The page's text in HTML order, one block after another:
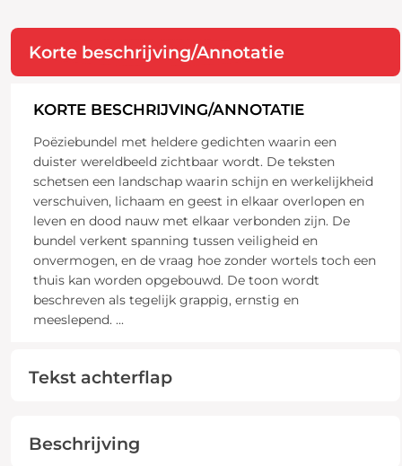
Korte beschrijving/Annotatie
KORTE BESCHRIJVING/ANNOTATIE
Poëziebundel met heldere gedichten waarin een
duister wereldbeeld zichtbaar wordt. De teksten
schetsen een landschap waarin schijn en werkelijkheid
verschuiven, lichaam en geest in elkaar overlopen en
leven en dood nauw met elkaar verbonden zijn. De
bundel verkent spanning tussen veiligheid en
onvermogen, en de vraag hoe zonder wortels toch een
thuis kan worden opgebouwd. De toon wordt
beschreven als tegelijk grappig, ernstig en
meeslepend. ...
Tekst achterflap
Beschrijving